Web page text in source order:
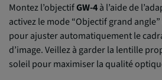
Montez l’objectifGW-4à l’aide de
activez le mode “Objectif grand
pour ajuster automatiquement le
d’image. Veillez à garder la lentille
soleil pour maximiser la qualité